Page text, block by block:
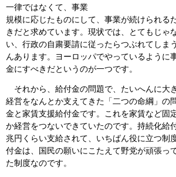
一律ではなくて、事業
規模に応じたものにして、事業が続けられる
きだと求めています。現状では、とてもじゃ
い、行政の自粛要請に従ったらつぶれてしま
んあります。ヨーロッパでやっているように
金にすべきだというのが一つです。
それから、給付金の問題で、たいへんに大
経営をなんとか支えてきた「二つの命綱」の
金と家賃支援給付金です。これを家賃など固
か経営をつないできていたのです。持続化給
兆円くらい支給されて、いちばん役に立つ制
付金は、国民の願いにこたえて野党が頑張っ
た制度なのです。